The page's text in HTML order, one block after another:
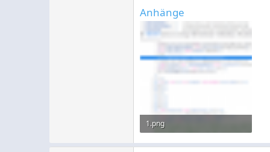
Anhänge
1.png
117,9 KB · Aufrufe: 10